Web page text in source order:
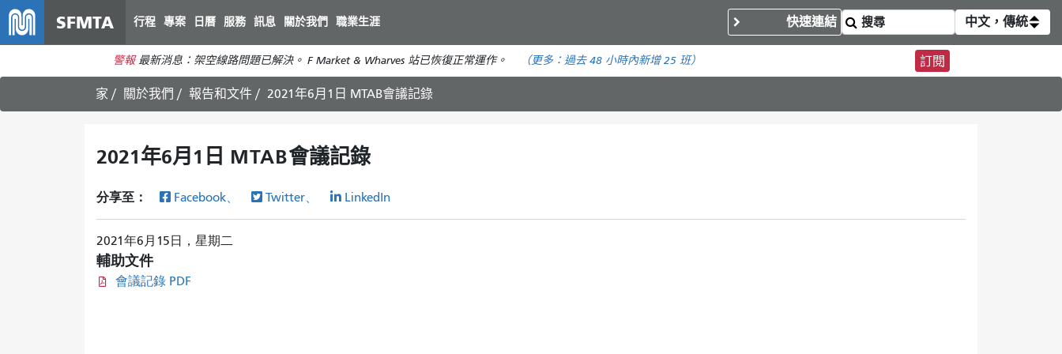
主
要
SFMTA 行程 專案 日曆 服務 訊息 關於我們 職業生涯 快速連結 中文，傳統
警報 最新消息：架空線路問題已解決。 F Market & Wharves 站已恢復正常運作。 （更多： 過去 48 小時內新增 25 班） 訂閱
家 關於我們 報告和文件 2021年6月1日 MTAB會議記錄
2021年6月1日 MTAB會議記錄
分享至： Facebook、 Twitter、 LinkedIn
2021年6月15日，星期二
輔助文件
會議記錄 PDF